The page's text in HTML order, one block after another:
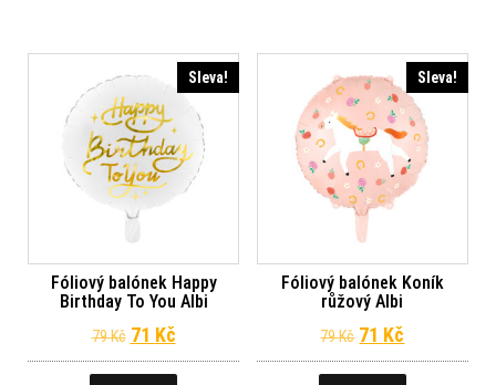
Sleva!
Fóliový balónek Happy
Birthday To You Albi
79Kč Původní cena byla: 79 Kč.
71 KčAktuální cena je: 71 Kč.
Sleva!
Fóliový balónek Koník
růžový Albi
79Kč Původní cena
71 Kč